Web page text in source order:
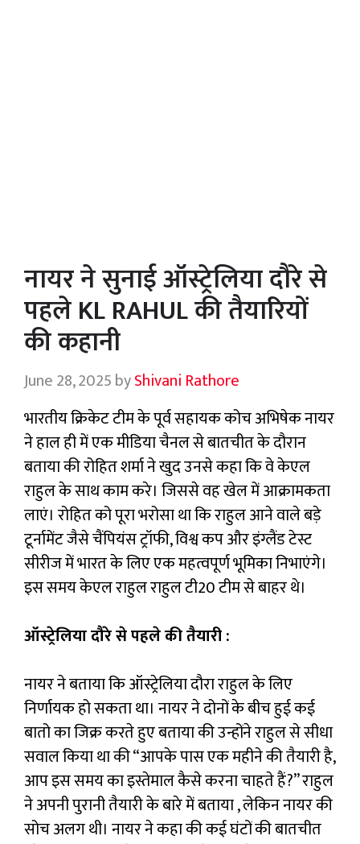
नायर ने सुनाई ऑस्ट्रेलिया दौरे से
पहले KL RAHUL की तैयारियों
की कहानी
June 28, 2025byShivani Rathore
भारतीय क्रिकेट टीम के पूर्व सहायक कोच अभिषेक नायर
ने हाल ही में एक मीडिया चैनल से बातचीत के दौरान
बताया की रोहित शर्मा ने खुद उनसे कहा कि वे केएल
राहुल के साथ काम करे। जिससे वह खेल में आक्रामकता
लाएं। रोहित को पूरा भरोसा था कि राहुल आने वाले बड़े
टूर्नामेंट जैसे चैंपियंस ट्रॉफी, विश्व कप और इंग्लैंड टेस्ट
सीरीज में भारत के लिए एक महत्वपूर्ण भूमिका निभाएंगे।
इस समय केएल राहुल राहुल टी20 टीम से बाहर थे।
ऑस्ट्रेलिया दौरे से पहले की तैयारी :
नायर ने बताया कि ऑस्ट्रेलिया दौरा राहुल के लिए
निर्णायक हो सकता था। नायर ने दोनों के बीच हुई कई
बातो का जिक्र करते हुए बताया की उन्होंने राहुल से सीधा
सवाल किया था की “आपके पास एक महीने की तैयारी है,
आप इस समय का इस्तेमाल कैसे करना चाहते हैं?” राहुल
ने अपनी पुरानी तैयारीके बारे में बताया , लेकिन नायर की
सोच अलग थी। नायर ने कहा की कई घंटों की बातचीत